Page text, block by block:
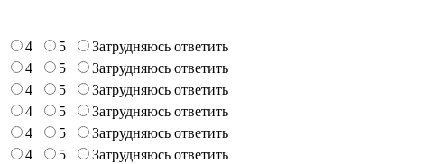
4 5
Затрудняюсь ответить
4 5
Затрудняюсь ответить
4 5
Затрудняюсь ответить
4 5
Затрудняюсь ответить
4 5
Затрудняюсь ответить
4 5
Затрудняюсь ответить